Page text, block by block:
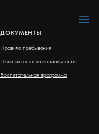
ДОКУМЕНТЫ
Правила пребывания
Политика конфиденциальности
Воспитательная программа